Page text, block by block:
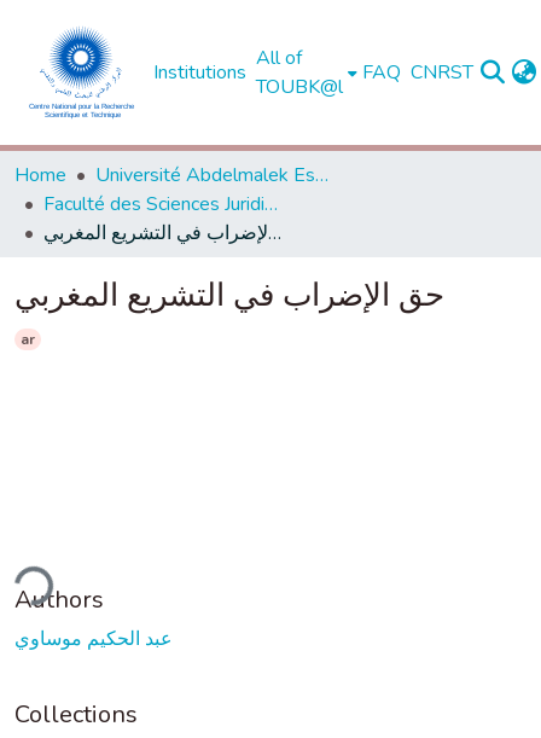
Institutions
All of
TOUBK@l
FAQ CNRST
Home
Université Abdelmalek Essaadi - Tétouan
Faculté des Sciences Juridiques, Economiques et Sociales - Tanger
حق الإضراب في التشريع المغربي
حق الإضراب في التشريع المغربي
ar
Authors
عبد الحكيم موساوي
Collections